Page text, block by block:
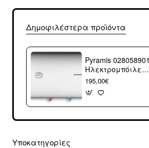
Δημοφιλέστερα προϊόντα
Pyramis 028058901
Ηλεκτρομπόιλερ
80lt Glass
Οριζόντιο 4kW
195,00€
Υποκατηγορίες